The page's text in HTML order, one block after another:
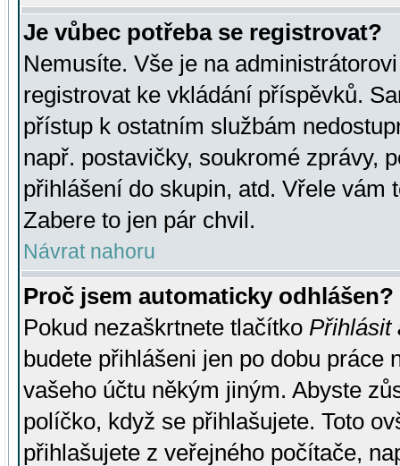
Je vůbec potřeba se registrovat?
Nemusíte. Vše je na
registrovat ke vkládání příspěvků.
přístup k ostatním službám
např. postavičky, soukromé zprávy,
přihlášení do skupin, atd. Vřele vám
Zabere to jen pár chvil.
Návrat nahoru
Proč jsem automaticky odhlášen?
Pokud nezaškrtnete tlačítko Přihlásit
budete přihlášeni jen po dobu práce
vašeho účtu někým jiným. Abyste
políčko, když se přihlašujete. Toto
přihlašujete z veřejného počítače,